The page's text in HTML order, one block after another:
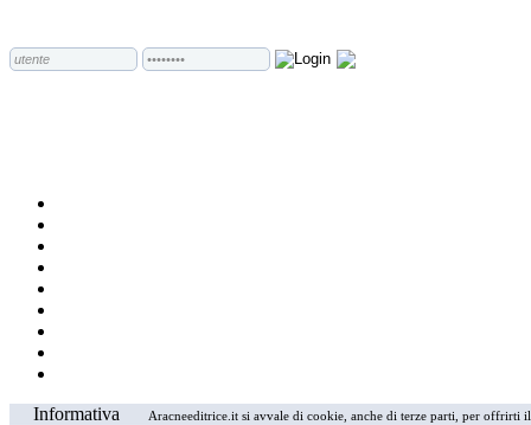
Informativa Aracneeditrice.it si avvale di cookie, anche di terze parti, per